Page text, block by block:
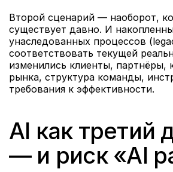
Второй сценарий — наоборот,
существует давно. И
унаследованных процессов
соответствовать текущей
изменились клиенты, партнёры,
рынка, структура команды,
требования к эффективности.
AI как третий
— и риск «AI